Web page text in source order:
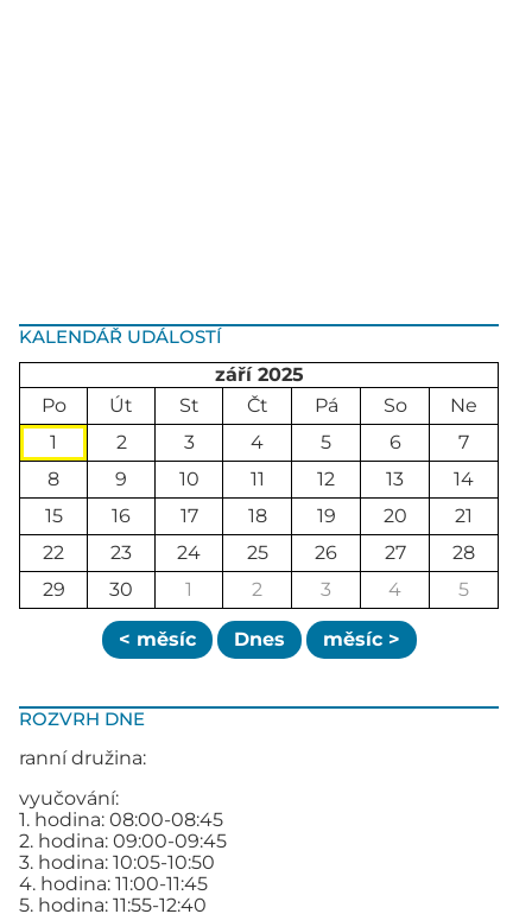
KALENDÁŘ UDÁLOSTÍ
září 2025
Po
Út St Čt Pá So
Ne
1
2 3 4 5 6
7
8
9 10 11 12 13
14
15
16 17 18 19 20
21
22
23 24 25 26 27
28
29
30 1 2 3 4 5
< měsíc Dnes měsíc >
ROZVRH DNE
ranní družina:
vyučování:
1. hodina: 08:00-08:45
2. hodina: 09:00-09:45
3. hodina: 10:05-10:50
4. hodina: 11:00-11:45
5. hodina: 11:55-12:40